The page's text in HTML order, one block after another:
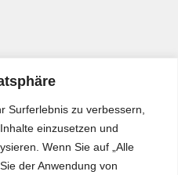
Surferlebnis zu verbessern,
einzusetzen und
Wenn Sie auf „Alle
der Anwendung von